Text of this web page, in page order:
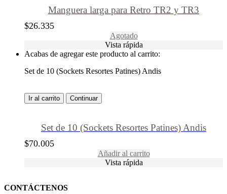
Manguera larga para Retro TR2 y TR3
$26.335
Agotado
Vista rápida
Acabas de agregar este producto al carrito:
Set de 10 (Sockets Resortes Patines) Andis
Ir al carrito Continuar
Set de 10 (Sockets Resortes Patines) Andis
$70.005
Añadir al carrito
Vista rápida
CONTÁCTENOS